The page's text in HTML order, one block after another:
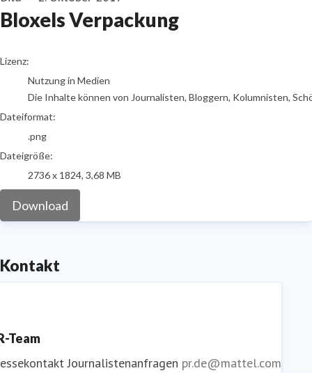
Bloxels Verpackung
go to media item
Lizenz:
Nutzung in Medien
Die Inhalte können von Journalisten, Bloggern, Kolumnisten,
Dateiformat:
.png
Dateigröße:
2736 x 1824, 3,68 MB
Download
Kontakt
Team
Journalistenanfragen pr.de@mattel.com